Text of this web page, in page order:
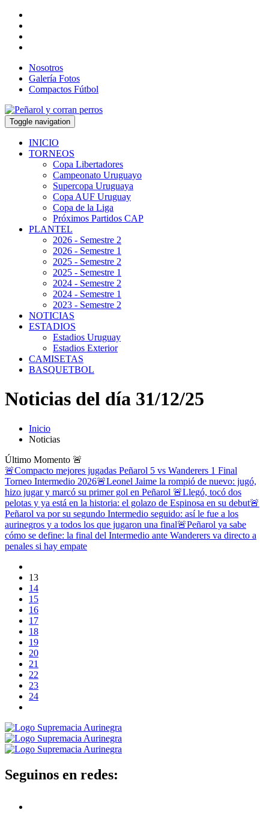
Nosotros
Galería Fotos
Compactos Fútbol
Toggle navigation
INICIO
TORNEOS
Copa Libertadores
Campeonato Uruguayo
Supercopa Uruguaya
Copa AUF Uruguay
Copa de la Liga
Próximos Partidos CAP
PLANTEL
2026 - Semestre 2
2026 - Semestre 1
2025 - Semestre 2
2025 - Semestre 1
2024 - Semestre 2
2024 - Semestre 1
2023 - Semestre 2
NOTICIAS
ESTADIOS
Estadios Uruguay
Estadios Exterior
CAMISETAS
BASQUETBOL
Noticias del día 31/12/25
Inicio
Noticias
Último Momento 🚨
🚨Compacto mejores jugadas Peñarol 5 vs Wanderers 1 Final
Torneo Intermedio 2026🚨Leonel Jaime la rompió de nuevo: jugó,
hizo jugar y marcó su primer gol en Peñarol 🚨Llegó, tocó dos
pelotas y ya está en la historia: el golazo de Espinosa en su debut🚨
Peñarol va por su segundo Intermedio seguido: así le fue a los
aurinegros y a todos los que jugaron una final🚨Peñarol ya sabe
cómo se define: la final del Intermedio ante Wanderers va directo a
penales si hay empate
13
14
15
16
17
18
19
20
21
22
23
24
Seguinos en redes: